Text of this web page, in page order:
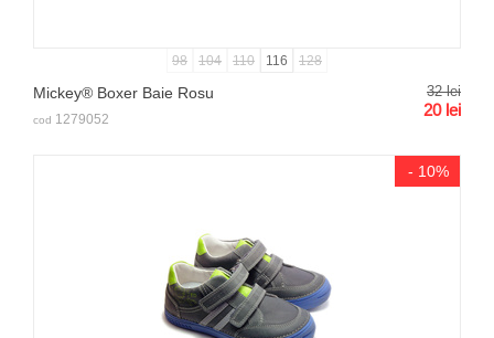
98 104 110 116 128
Mickey® Boxer Baie Rosu 32 lei
20 lei
cod 1279052
- 10%